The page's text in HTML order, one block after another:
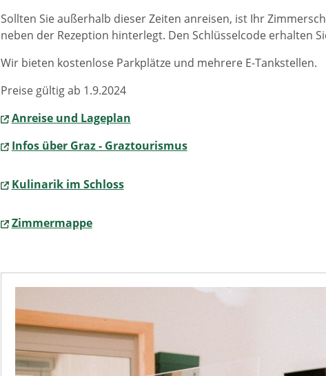
Sollten Sie außerhalb dieser Zeiten anreisen, ist Ihr
neben der Rezeption hinterlegt. Den Schlüsselcode erhalten
Wir bieten kostenlose Parkplätze und mehrere E-Tankstellen.
Preise gültig ab 1.9.2024
Anreise und Lageplan
Infos über Graz - Graztourismus
Kulinarik im Schloss
Zimmermappe